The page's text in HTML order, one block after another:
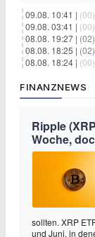
09.08. 10:41 | (00)
09.08. 03:41 | (00)
08.08. 19:27 | (02)
08.08. 18:25 | (02)
08.08. 18:24 | (00)
FINANZNEWS
Ripple
Woche,
sollten. XRP
und Juni, in